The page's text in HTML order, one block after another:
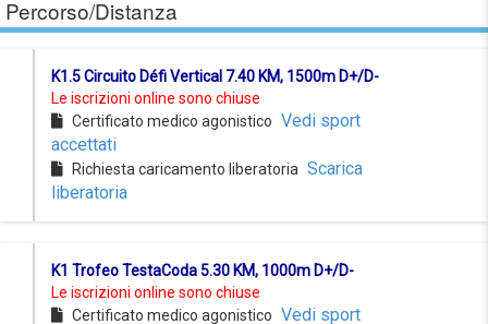
Percorso/Distanza
K1.5 Circuito Défi Vertical 7.40 KM, 1500m D+/D-
Le iscrizioni online sono chiuse
Certificato medico agonistico Vedi sport
accettati
Richiesta caricamento liberatoria Scarica
liberatoria
K1 Trofeo TestaCoda 5.30 KM, 1000m D+/D-
Le iscrizioni online sono chiuse
Certificato medico agonistico Vedi sport